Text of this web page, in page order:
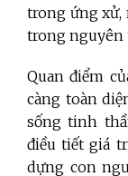
trong ứng xử,
trong nguyên
Quan điểm
càng toàn
sống tinh
điều tiết giá
dựng con